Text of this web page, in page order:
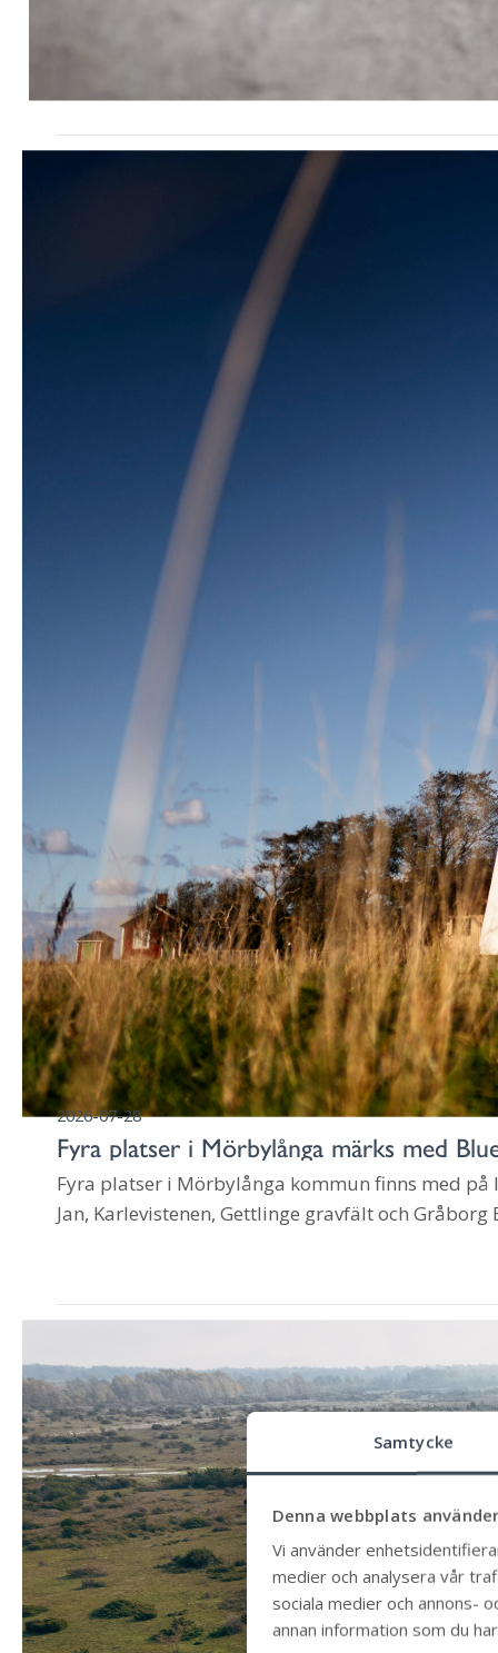
Samtycke
Denna webbplats
Vi använder
medier och analysera vår
sociala medier och annons-
annan information som du
2026-07-28
Fyra platser i Mörbylånga märks med
Fyra platser i Mörbylånga kommun finns med
Jan, Karlevistenen, Gettlinge gravfält och Gråborg